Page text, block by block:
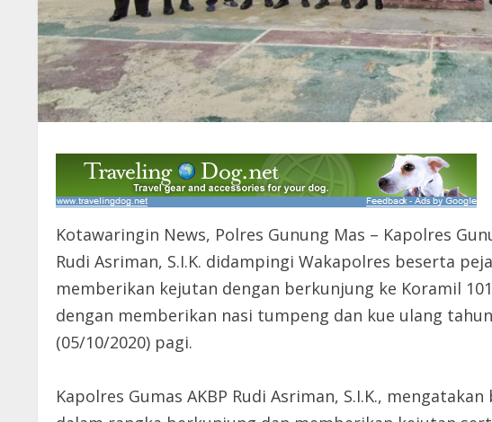
Kotawaringin News, Polres Gunung Mas – Kapolres
Rudi Asriman, S.I.K. didampingi Wakapolres beserta
memberikan kejutan dengan berkunjung ke Koramil
dengan memberikan nasi tumpeng dan kue ulang
(05/10/2020) pagi.
Kapolres Gumas AKBP Rudi Asriman, S.I.K.,